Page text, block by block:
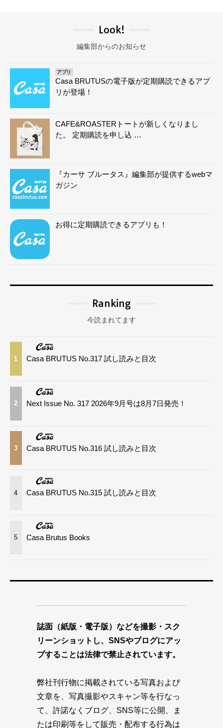
Look!
編集部からのお知らせ
アプリ
Casa BRUTUSの電子版が定期購読できるアプ
リが登場！
CAFE&ROASTERトートが新しくなりまし
た。 定期購読を申し込 …
『カーサ ブルータス』編集部が提供するwebマ
ガジン
お得に定期購読できるアプリも！
Ranking
今読まれてます
1 Casa BRUTUS No.317 試し読みと目次
2 Next Issue No. 317 2026年9月号は8月7日発売！
3 Casa BRUTUS No.316 試し読みと目次
4 Casa BRUTUS No.315 試し読みと目次
5 Casa Brutus Books
誌面（紙版・電子版）などを撮影・スク
リーンショットし、SNSやブログにアッ
プすることは法律で禁止されています。
弊社刊行物に掲載されている写真および
文章を、写真撮影やスキャン等を行なっ
て、許諾なくブログ、SNS等に公開、ま
たは印刷等をして販売・配布する行為は